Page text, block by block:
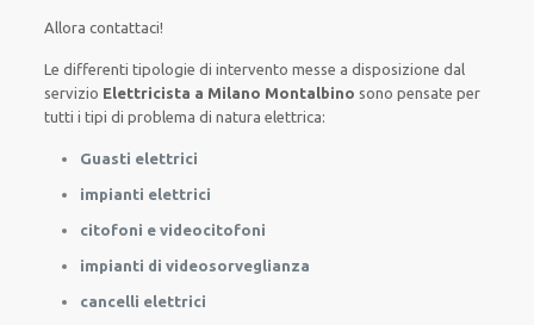
Allora contattaci!
Ledifferenti tipologie diintervento messe a disposizione dal
servizio Elettricista a Milano Montalbino sonopensate per
tutti i tipi di problema di natura elettrica:
Guasti elettrici
impianti elettrici
citofoni e videocitofoni
impianti di videosorveglianza
cancelli elettrici